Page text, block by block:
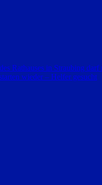
Rathauses in Straubing
wieder – Helfer gesucht